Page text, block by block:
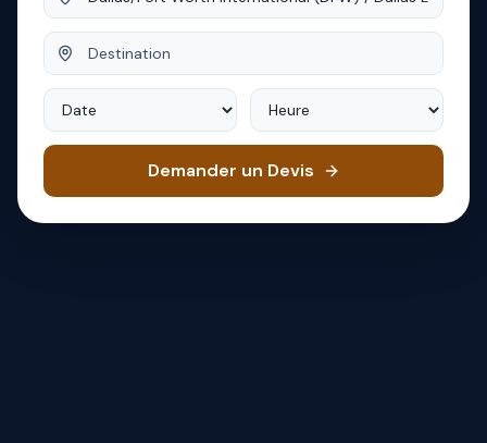
Destination
Date Heure
Demander un Devis